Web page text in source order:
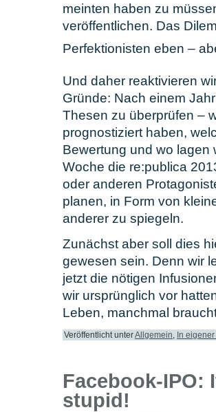
meinten haben zu
veröffentlichen. Das
Perfektionisten eben –
Und daher reaktivieren
Gründe: Nach einem
Thesen zu überprüfen –
prognostiziert haben,
Bewertung und wo lagen
Woche die re:publica
oder anderen
planen, in Form von
anderer zu spiegeln.
Zunächst aber soll dies
gewesen sein. Denn wir
jetzt die nötigen
wir ursprünglich vor
Leben, manchmal
Veröffentlicht unterAllgemein, In
Facebook-IPO:
stupid!